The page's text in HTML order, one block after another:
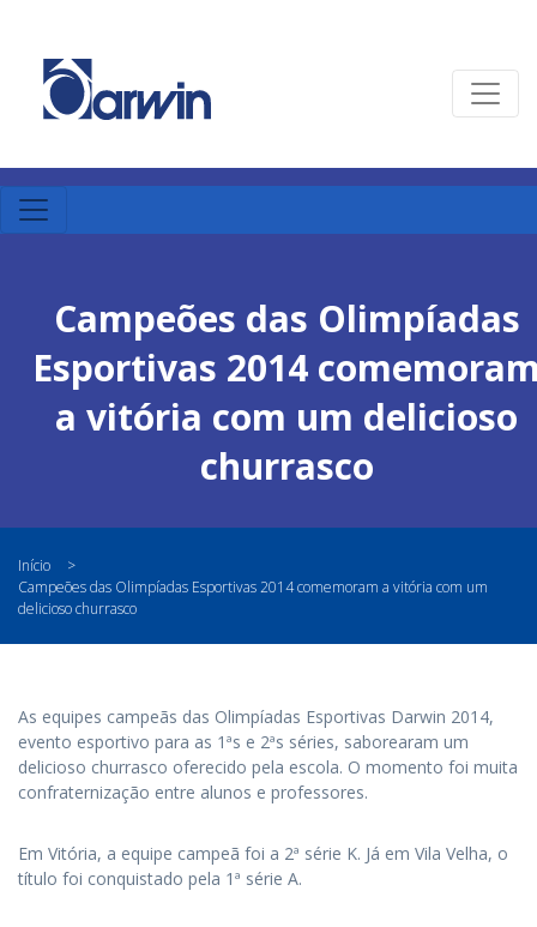
Campeões das Olimpíadas
Esportivas 2014
a vitória com um delicioso
churrasco
Início
>
Campeões das Olimpíadas Esportivas 2014 comemoram a vitória com um
delicioso churrasco
As equipes campeãs das Olimpíadas Esportivas Darwin 2014,
evento esportivo para as 1ªs e 2ªs séries, saborearam um
delicioso churrasco oferecido pela escola. O momento foi muita
confraternização entre alunos e professores.
Em Vitória, a equipe campeã foi a 2ª série K. Já em Vila Velha, o
título foi conquistado pela 1ª série A.